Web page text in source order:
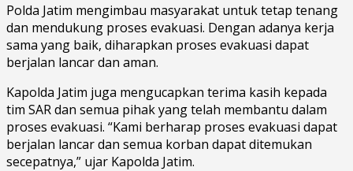
Polda Jatim mengimbau masyarakat untuk tetap tenang
dan mendukung proses evakuasi. Dengan adanya kerja
sama yang baik, diharapkan proses evakuasi dapat
berjalan lancar dan aman.
Kapolda Jatim juga mengucapkan terima kasih kepada
tim SAR dan semua pihak yang telah membantu dalam
proses evakuasi. “Kami berharap proses evakuasi dapat
berjalan lancar dan semua korban dapat ditemukan
secepatnya,” ujar Kapolda Jatim.